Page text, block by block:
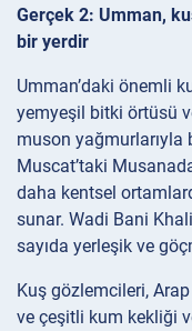
Gerçek 2: Umman,
bir yerdir
Umman’daki önemli
yemyeşil bitki örtüsü
muson yağmurlarıyla
Muscat’taki
daha kentsel
sunar. Wadi Bani
sayıda yerleşik ve
Kuş gözlemcileri,
ve çeşitli kum kekliği